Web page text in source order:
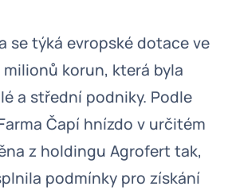
se týká evropské dotace ve
korun, která byla
a střední podniky. Podle
Čapí hnízdo v určitém
z holdingu Agrofert tak,
podmínky pro získání